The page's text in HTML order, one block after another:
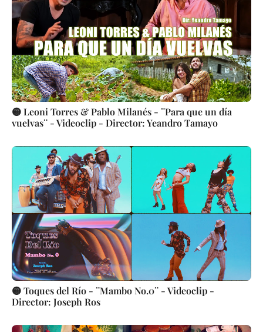
🟡 Leoni Torres & Pablo Milanés - ¨Para que un día
vuelvas¨ - Videoclip - Director: Yeandro Tamayo
🟡 Toques del Río - ¨Mambo No.0¨ - Videoclip -
Director: Joseph Ros